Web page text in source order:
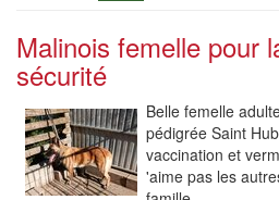
Malinois femelle pour
sécurité
Belle femelle
pédigrée Saint
vaccination et
'aime pas les